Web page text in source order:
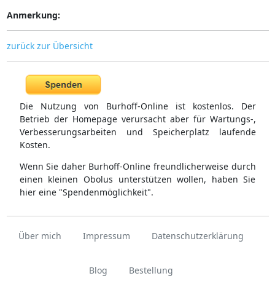
Anmerkung:
zurück zur Übersicht
Die Nutzung von Burhoff-Online ist kostenlos. Der
Betrieb der Homepage verursacht aber für Wartungs-,
Verbesserungsarbeiten und Speicherplatz laufende
Kosten.
Wenn Sie daher Burhoff-Online freundlicherweise durch
einen kleinen Obolus unterstützen wollen, haben Sie
hier eine "Spendenmöglichkeit".
Über mich Impressum Datenschutzerklärung
Blog Bestellung